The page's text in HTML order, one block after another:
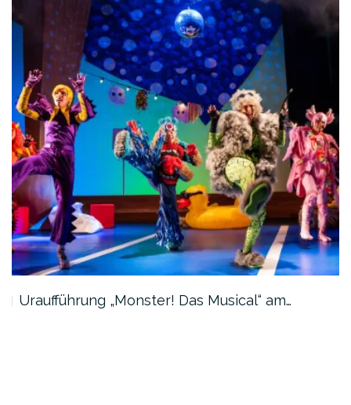
Uraufführung „Monster! Das Musical“ am…